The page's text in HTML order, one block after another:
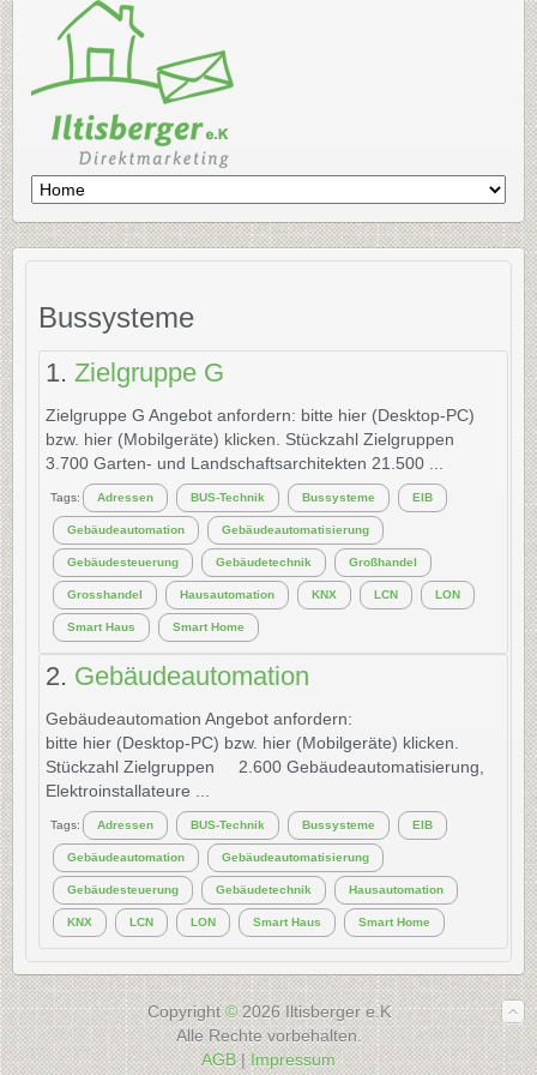
Bussysteme
1. Zielgruppe G
Zielgruppe G Angebot anfordern: bitte hier (Desktop-PC)
bzw. hier (Mobilgeräte) klicken. Stückzahl Zielgruppen
3.700 Garten- und Landschaftsarchitekten 21.500 ...
Tags: Adressen BUS-Technik Bussysteme EIB
Gebäudeautomation Gebäudeautomatisierung
Gebäudesteuerung Gebäudetechnik Großhandel
Grosshandel Hausautomation KNX LCN LON
Smart Haus Smart Home
2. Gebäudeautomation
Gebäudeautomation Angebot anfordern:
bitte hier (Desktop-PC) bzw. hier (Mobilgeräte) klicken.
Stückzahl Zielgruppen 2.600 Gebäudeautomatisierung,
Elektroinstallateure ...
Tags: Adressen BUS-Technik Bussysteme EIB
Gebäudeautomation Gebäudeautomatisierung
Gebäudesteuerung Gebäudetechnik Hausautomation
KNX LCN LON Smart Haus Smart Home
Copyright©2026 Iltisberger e.K
Alle Rechte vorbehalten.
AGB|Impressum